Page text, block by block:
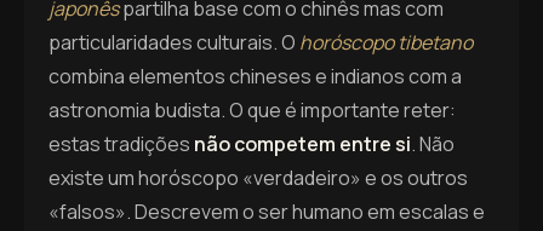
japonêspartilha base com o chinês mas com
particularidades culturais. O horóscopo tibetano
combina elementos chineses e indianos com a
astronomia budista. O que é importante reter:
estas tradições não competem entre si. Não
existe um horóscopo «verdadeiro» e os outros
«falsos». Descrevem o ser humano em escalas e